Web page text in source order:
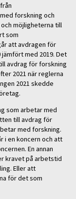
forskning och
möjligheterna till
som
att avdragen för
med 2019. Det
avdrag för forskning
2021 när reglerna
2021 skedde
som arbetar med
till avdrag för
med forskning.
i en koncern och att
En annan
kravet på arbetstid
Eller att
för det som